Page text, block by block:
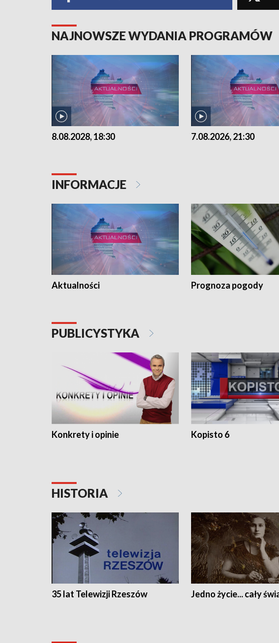
NAJNOWSZE WYDANIA PROGRAMÓW
8.08.2028, 18:30 7.08.2026, 21:30
INFORMACJE
Aktualności Prognoza pogody
PUBLICYSTYKA
Konkrety i opinie Kopisto 6
HISTORIA
35 lat Telewizji Rzeszów Jedno życie... cały